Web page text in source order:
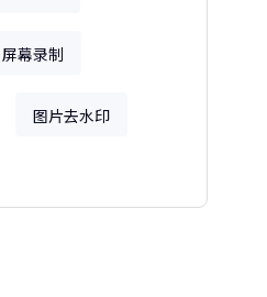
屏幕录制
图片去水印